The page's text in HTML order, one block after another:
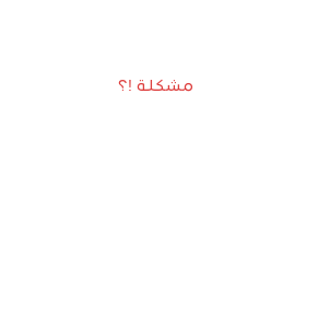
مشكلة !؟